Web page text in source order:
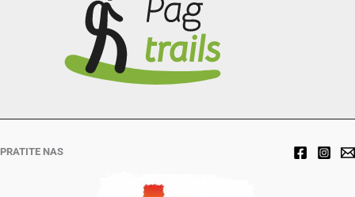
PRATITE NAS